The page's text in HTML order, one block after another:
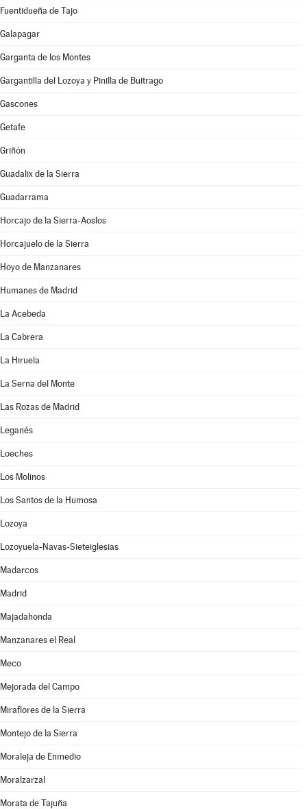
Fuentidueña de Tajo
Galapagar
Garganta de los Montes
Gargantilla del Lozoya y Pinilla de Buitrago
Gascones
Getafe
Griñón
Guadalix de la Sierra
Guadarrama
Horcajo de la Sierra-Aoslos
Horcajuelo de la Sierra
Hoyo de Manzanares
Humanes de Madrid
La Acebeda
La Cabrera
La Hiruela
La Serna del Monte
Las Rozas de Madrid
Leganés
Loeches
Los Molinos
Los Santos de la Humosa
Lozoya
Lozoyuela-Navas-Sieteiglesias
Madarcos
Madrid
Majadahonda
Manzanares el Real
Meco
Mejorada del Campo
Miraflores de la Sierra
Montejo de la Sierra
Moraleja de Enmedio
Moralzarzal
Morata de Tajuña